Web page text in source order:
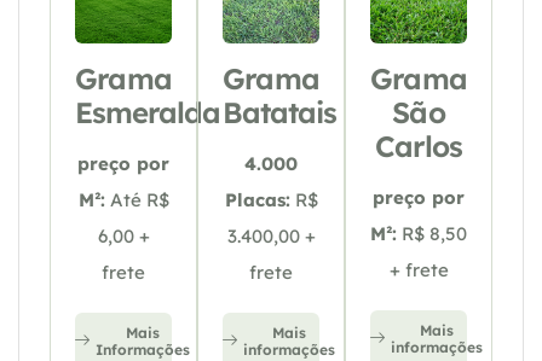
Grama
Esmeralda
preço por
M²: Até R$
6,00 +
frete
Mais
Informações
Grama
Batatais
4.000
Placas: R$
3.400,00 +
frete
Mais
informações
Grama
São
Carlos
preço por
M²: R$ 8,50
+ frete
Mais
informações